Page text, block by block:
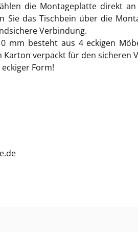
die Montageplatte direkt
das Tischbein über die
Verbindung.
mm besteht aus 4 eckigen
verpackt für den sicheren
Form!